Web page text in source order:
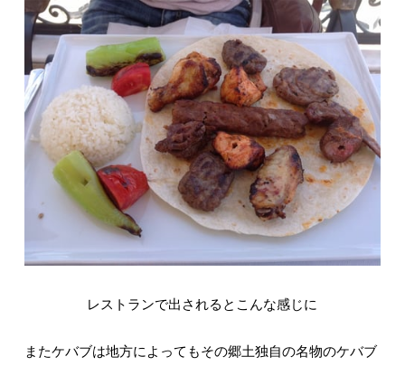
レストランで出されるとこんな感じに
またケバブは地方によってもその郷土独自の名物のケバブ